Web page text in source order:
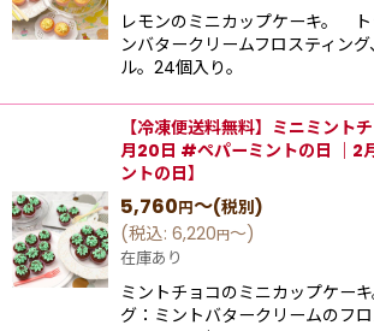
レモンのミニカップケーキ。
ンバタークリームフロスティン
ル。24個入り。
【冷凍便送料無料】ミニミント
月20日 #ペパーミントの日 ｜2
ントの日】
5,760円～(税別)
(税込: 6,220円～)
在庫あり
ミントチョコのミニカップケー
グ：ミントバタークリームのフ